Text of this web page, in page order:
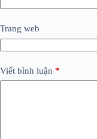
Trang web
Viết bình luận *